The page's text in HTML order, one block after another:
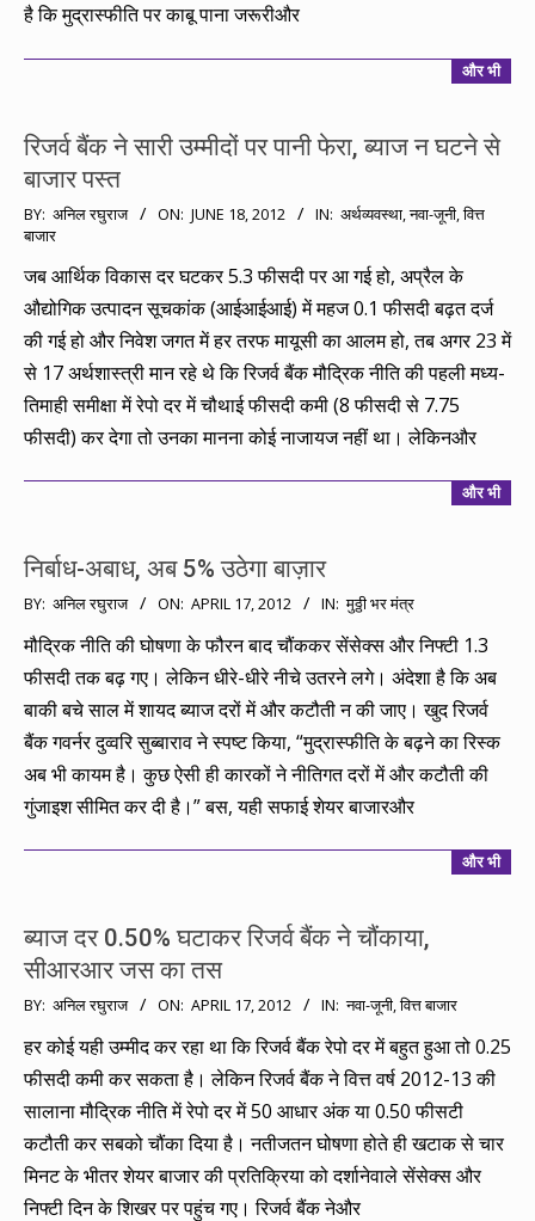
है कि मुद्रास्फीति पर काबू पाना जरूरीऔर
और भी
रिजर्व बैंक ने सारी उम्मीदों पर पानी फेरा, ब्याज न घटने से
बाजार पस्त
2012-
06-
18
BY: अनिल रघुराज ON: JUNE 18, 2012 IN: अर्थव्यवस्था,नवा-जूनी,वित्त
बाजार
जब आर्थिक विकास दर घटकर 5.3 फीसदी पर आ गई हो, अप्रैल के
औद्योगिक उत्पादन सूचकांक (आईआईआई) में महज 0.1 फीसदी बढ़त दर्ज
की गई हो और निवेश जगत में हर तरफ मायूसी का आलम हो, तब अगर 23 में
से 17 अर्थशास्त्री मान रहे थे कि रिजर्व बैंक मौद्रिक नीति की पहली मध्य-
तिमाही समीक्षा में रेपो दर में चौथाई फीसदी कमी (8 फीसदी से 7.75
फीसदी) कर देगा तो उनका मानना कोई नाजायज नहीं था। लेकिनऔर
और भी
निर्बाध-अबाध, अब 5% उठेगा बाज़ार
2012-
04-
17
BY: अनिल रघुराज ON: APRIL 17, 2012 IN: मुठ्ठी भर मंत्र
मौद्रिक नीति की घोषणा के फौरन बाद चौंककर सेंसेक्स और निफ्टी 1.3
फीसदी तक बढ़ गए। लेकिन धीरे-धीरे नीचे उतरने लगे। अंदेशा है कि अब
बाकी बचे साल में शायद ब्याज दरों में और कटौती न की जाए। खुद रिजर्व
बैंक गवर्नर दुव्वरि सुब्बाराव ने स्पष्ट किया, “मुद्रास्फीति के बढ़ने का रिस्क
अब भी कायम है। कुछ ऐसी ही कारकों ने नीतिगत दरों में और कटौती की
गुंजाइश सीमित कर दी है।” बस, यही सफाई शेयर बाजारऔर
और भी
ब्याज दर 0.50% घटाकर रिजर्व बैंक ने चौंकाया,
सीआरआर जस का तस
2012-
17
BY: अनिल रघुराज ON: APRIL 17, 2012 IN: नवा-जूनी,वित्त बाजार
हर कोई यही उम्मीद कर रहा था कि रिजर्व बैंक रेपो दर में बहुत हुआ तो 0.25
फीसदी कमी कर सकता है। लेकिन रिजर्व बैंक ने वित्त वर्ष 2012-13 की
सालाना मौद्रिक नीति में रेपो दर में 50 आधार अंक या 0.50 फीसटी
कटौती कर सबको चौंका दिया है। नतीजतन घोषणा होते ही खटाक से चार
मिनट के भीतर शेयर बाजार की प्रतिक्रिया को दर्शानेवाले सेंसेक्स और
निफ्टी दिन के शिखर पर पहुंच गए। रिजर्व बैंक नेऔर